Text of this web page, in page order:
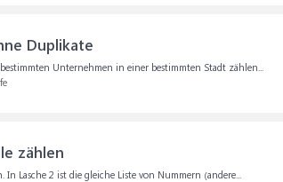
Duplikate
Unternehmen in einer bestimmten Stadt zählen...
zählen
Lasche 2 ist die gleiche Liste von Nummern (andere...